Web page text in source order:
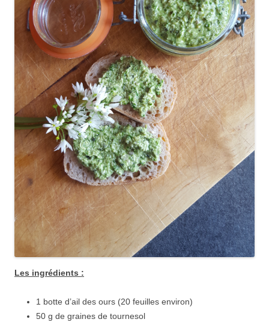
Les ingrédients :
1 botte d’ail des ours (20 feuilles environ)
50 g de graines de tournesol